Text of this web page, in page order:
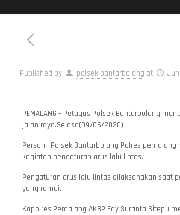
Published by polsek bantarbolang at
PEMALANG – Petugas Polsek Bantarbolang
jalan raya.Selasa(09/06/2020)
Personil Polsek Bantarbolang Polres pemalang
kegiatan pengaturan arus lalu lintas.
Pengaturan arus lalu lintas dilaksanakan saat
yang ramai.
Kapolres Pemalang AKBP Edy Suranta Sitepu